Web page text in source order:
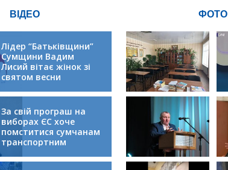
ВІДЕО
Лідер “Батьківщини”
Сумщини Вадим
Лисий вітає жінок зі
святом весни
За свій програш на
виборах ЄС хоче
помститися сумчанам
транспортним
колапсом
ФОТО